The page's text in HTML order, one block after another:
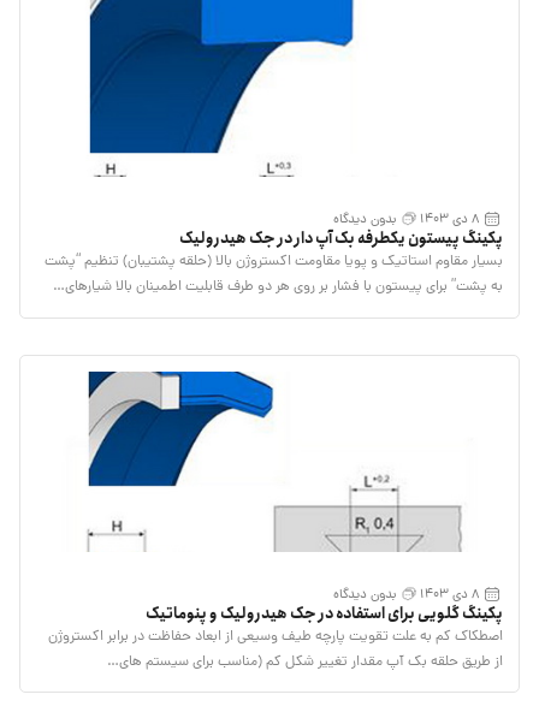
8 دی 1403 بدون دیدگاه
پکینگ پیستون یکطرفه بک آپ دار در جک هیدرولیک
بسیار مقاوم استاتیک و پویا مقاومت اکستروژن بالا (حلقه پشتیبان) تنظیم “پشت
به پشت” برای پیستون با فشار بر روی هر دو طرف قابلیت اطمینان بالا شیارهای…
8 دی 1403 بدون دیدگاه
پکینگ گلویی برای استفاده در جک هیدرولیک و پنوماتیک
اصطکاک کم به علت تقویت پارچه طیف وسیعی از ابعاد حفاظت در برابر اکستروژن
از طریق حلقه بک آپ مقدار تغییر شکل کم (مناسب برای سیستم های…